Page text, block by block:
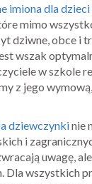
imiona dla dzieci
mimo
dziwne, obce i
wszak
w szkole
z jego
dziewczynkinie
i
uwagę,
Dla wszystkich